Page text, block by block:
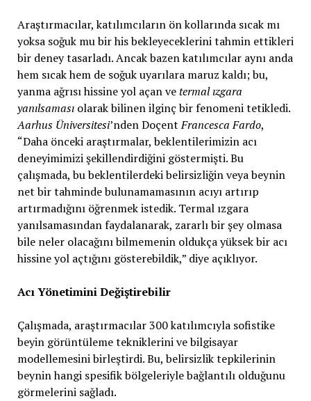
Araştırmacılar, katılımcıların ön kollarında sıcak mı
yoksa soğuk mu bir his bekleyeceklerini tahmin ettikleri
bir deney tasarladı. Ancak bazen katılımcılar aynı anda
hem sıcak hem de soğuk uyarılara maruz kaldı; bu,
yanma ağrısı hissine yol açan vetermal ızgara
yanılsamasıolarak bilinen ilginç bir fenomeni tetikledi.
Aarhus Üniversitesi’nden DoçentFrancesca Fardo,
“Daha önceki araştırmalar, beklentilerimizin acı
deneyimimizi şekillendirdiğini göstermişti. Bu
çalışmada, bu beklentilerdeki belirsizliğin veya beynin
net bir tahminde bulunamamasının acıyı artırıp
artırmadığını öğrenmek istedik. Termal ızgara
yanılsamasından faydalanarak, zararlı bir şey olmasa
bile neler olacağını bilmemenin oldukça yüksek bir acı
hissine yol açtığını gösterebildik,” diye açıklıyor.
Acı Yönetimini Değiştirebilir
Çalışmada, araştırmacılar 300 katılımcıyla sofistike
beyin görüntüleme tekniklerini ve bilgisayar
modellemesini birleştirdi. Bu, belirsizlik tepkilerinin
beynin hangi spesifik bölgeleriyle bağlantılı olduğunu
görmelerini sağladı.